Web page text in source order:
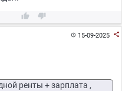
 
15-09-2025 
ренты + зарплата ,